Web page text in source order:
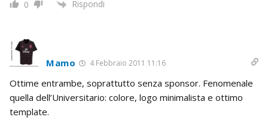
0 Rispondi
Mamo 4 Febbraio 2011 11:16
Ottime entrambe, soprattutto senza sponsor. Fenomenale
quella dell’Universitario: colore, logo minimalista e ottimo
template.